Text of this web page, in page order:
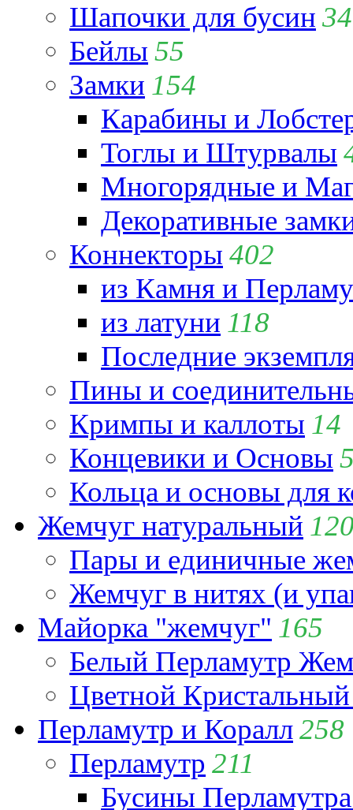
Шапочки для бусин 34
Бейлы 55
Замки 154
Карабины и
Тоглы и Штурвалы
Многорядные и
Декоративные
Коннекторы 402
из Камня и
из латуни 118
Последние
Пины и
Кримпы и каллоты 14
Концевики и Основы
Кольца и основы для
Жемчуг натуральный
Пары и единичные
Жемчуг в нитях (и
Майорка "жемчуг" 165
Белый Перламутр
Цветной
Перламутр и Коралл258
Перламутр 211
Бусины